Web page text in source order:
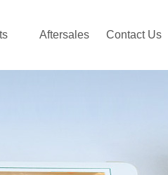
Aftersales Contact Us